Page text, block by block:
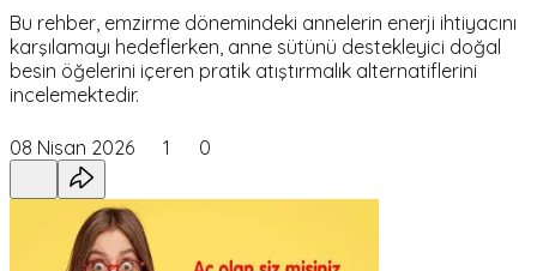
Bu rehber, emzirme dönemindeki annelerin enerji ihtiyacını
karşılamayı hedeflerken, anne sütünü destekleyici doğal
besin öğelerini içeren pratik atıştırmalık alternatiflerini
incelemektedir.
08 Nisan 2026 1 0